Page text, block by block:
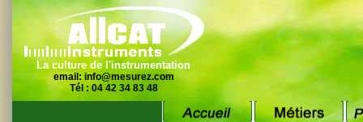
La culture de l'instrumentation
email: info@mesurez.com
Tél : 04 42 34 83 48